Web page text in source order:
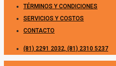
TÉRMINOS Y CONDICIONES
SERVICIOS Y COSTOS
CONTACTO
(81) 2291 2032, (81) 2310 5237